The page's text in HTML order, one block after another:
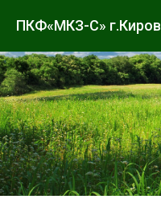
ПКФ«МКЗ-С» г.Киров